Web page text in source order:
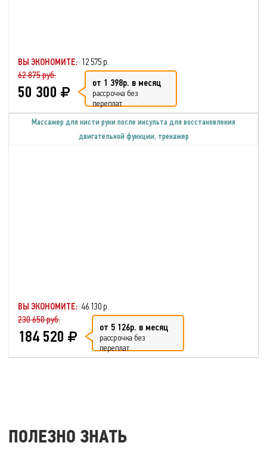
ВЫ ЭКОНОМИТЕ: 12 575 р.
62 875 руб.
50 300 от 1 398р. в месяц
рассрочка без
переплат
Массажер для кисти руки после инсульта для восстановления
двигательной функции, тренажер
ВЫ ЭКОНОМИТЕ: 46 130 р.
230 650 руб.
184 520 от 5 126р. в месяц
рассрочка без
переплат
ПОЛЕЗНО ЗНАТЬ